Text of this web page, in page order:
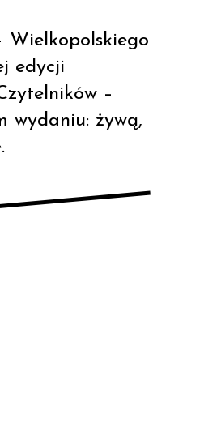
Wielkopolskiego
edycji
–
wydaniu: żywą,